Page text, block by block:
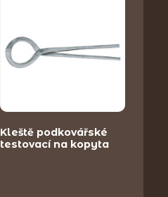
Kleště podkovářské
testovací na kopyta